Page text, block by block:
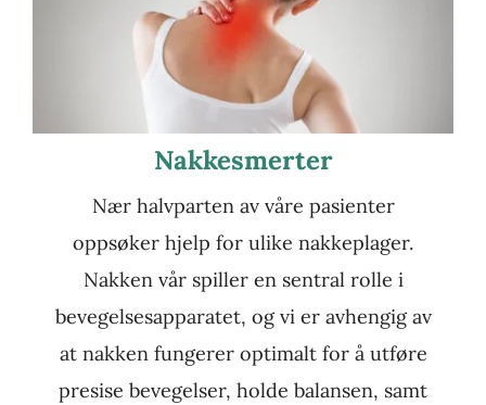
Nakkesmerter
Nær halvparten av våre pasienter
oppsøker hjelp for ulike nakkeplager.
Nakken vår spiller en sentral rolle i
bevegelsesapparatet, og vi er avhengig av
at nakken fungerer optimalt for å utføre
presise bevegelser, holde balansen, samt